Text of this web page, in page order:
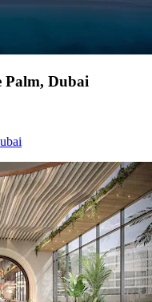
Palm, Dubai